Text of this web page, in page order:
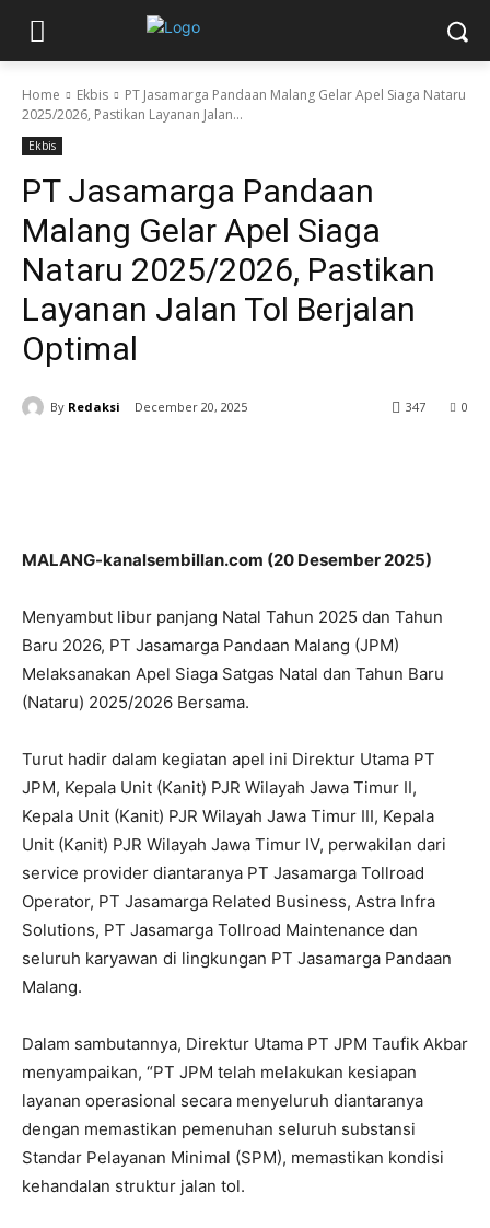
Home Ekbis
PT Jasamarga Pandaan Malang Gelar Apel Siaga Nataru
2025/2026, Pastikan Layanan Jalan...
Ekbis
PT Jasamarga Pandaan
Malang Gelar Apel Siaga
Nataru 2025/2026, Pastikan
Layanan Jalan Tol Berjalan
Optimal
By Redaksi December 20, 2025 0
347
MALANG-kanalsembillan.com (20 Desember 2025)
Menyambut libur panjang Natal Tahun 2025 dan Tahun
Baru 2026, PT Jasamarga Pandaan Malang (JPM)
Melaksanakan Apel Siaga Satgas Natal dan Tahun Baru
(Nataru) 2025/2026 Bersama.
Turut hadir dalam kegiatan apel ini Direktur Utama PT
JPM, Kepala Unit (Kanit) PJR Wilayah Jawa Timur II,
Kepala Unit (Kanit) PJR Wilayah Jawa Timur III, Kepala
Unit (Kanit) PJR Wilayah Jawa Timur IV, perwakilan dari
service provider diantaranya PT Jasamarga Tollroad
Operator, PT Jasamarga Related Business, Astra Infra
Solutions, PT Jasamarga Tollroad Maintenance dan
seluruh karyawan di lingkungan PT Jasamarga Pandaan
Malang.
Dalam sambutannya, Direktur Utama PT JPM Taufik Akbar
menyampaikan, “PT JPM telah melakukan kesiapan
layanan operasional secara menyeluruh diantaranya
dengan memastikan pemenuhan seluruh substansi
Standar Pelayanan Minimal (SPM), memastikan kondisi
kehandalan struktur jalan tol.